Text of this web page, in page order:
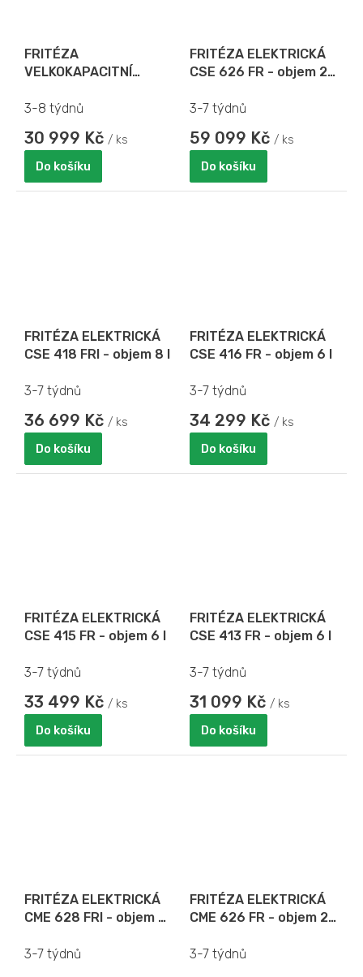
FRITÉZA
VELKOKAPACITNÍ
objem 16 l
3-8 týdnů
30 999 Kč / ks
Do košíku
FRITÉZA ELEKTRICKÁ
CSE 626 FR - objem 2x
3-7 týdnů
59 099 Kč / ks
Do košíku
FRITÉZA ELEKTRICKÁ
CSE 418 FRI - objem 8 l
3-7 týdnů
36 699 Kč / ks
Do košíku
FRITÉZA ELEKTRICKÁ
CSE 416 FR - objem 6 l
3-7 týdnů
34 299 Kč / ks
Do košíku
FRITÉZA ELEKTRICKÁ
CSE 415 FR - objem 6 l
3-7 týdnů
33 499 Kč / ks
Do košíku
FRITÉZA ELEKTRICKÁ
CSE 413 FR - objem 6 l
3-7 týdnů
31 099 Kč / ks
Do košíku
FRITÉZA ELEKTRICKÁ
CME 628 FRI - objem 2x
3-7 týdnů
FRITÉZA ELEKTRICKÁ
CME 626 FR - objem 2x
3-7 týdnů